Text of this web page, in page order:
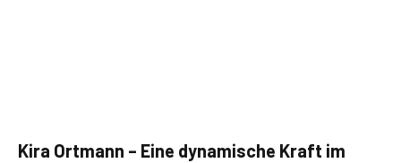
Kira Ortmann – Eine dynamische Kraft im